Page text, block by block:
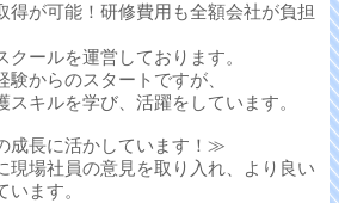
が可能！研修費用も全額会社が負担
クールを運営しております。
験からのスタートですが、
スキルを学び、活躍をしています。
成長に活かしています！≫
現場社員の意見を取り入れ、より良い
ます。